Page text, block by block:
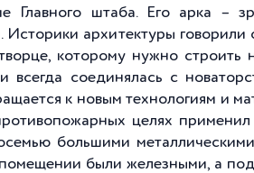
Главного штаба. Его арка –
архитектуры
которому нужно
всегда соединялась с
к новым технологиям и
целях
большими
были железными, а